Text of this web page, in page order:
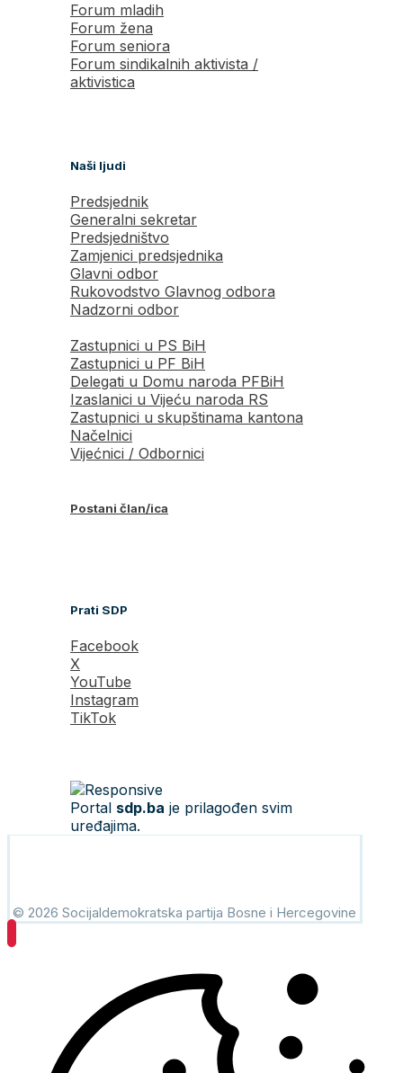
Forum mladih
Forum žena
Forum seniora
Forum sindikalnih aktivista /
aktivistica
Naši ljudi
Predsjednik
Generalni sekretar
Predsjedništvo
Zamjenici predsjednika
Glavni odbor
Rukovodstvo Glavnog odbora
Nadzorni odbor
Zastupnici u PS BiH
Zastupnici u PF BiH
Delegati u Domu naroda PFBiH
Izaslanici u Vijeću naroda RS
Zastupnici u skupštinama kantona
Načelnici
Vijećnici / Odbornici
Postani član/ica
Prati SDP
Facebook
X
YouTube
Instagram
TikTok
Portal sdp.ba je prilagođen svim
uređajima.
© 2026 Socijaldemokratska partija Bosne i Hercegovine